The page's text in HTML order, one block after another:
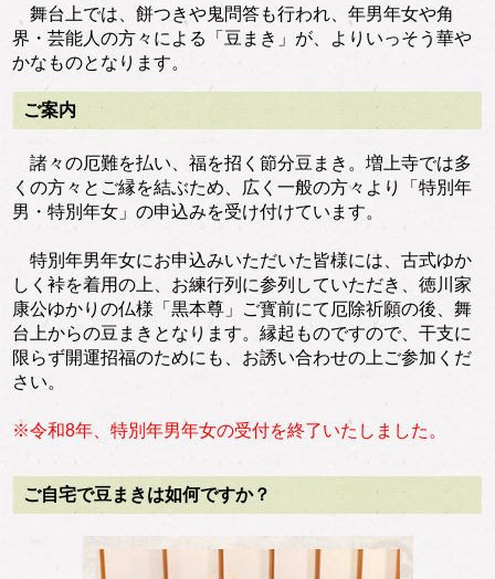
舞台上では、餅つきや鬼問答も行われ、年男年女や角
界・芸能人の方々による「豆まき」が、よりいっそう華や
かなものとなります。
ご案内
諸々の厄難を払い、福を招く節分豆まき。増上寺では多
くの方々とご縁を結ぶため、広く一般の方々より「特別年
男・特別年女」の申込みを受け付けています。
特別年男年女にお申込みいただいた皆様には、古式ゆか
しく裃を着用の上、お練行列に参列していただき、徳川家
康公ゆかりの仏様「黒本尊」ご寳前にて厄除祈願の後、舞
台上からの豆まきとなります。縁起ものですので、干支に
限らず開運招福のためにも、お誘い合わせの上ご参加くだ
さい。
※令和8年、特別年男年女の受付を終了いたしました。
ご自宅で豆まきは如何ですか？